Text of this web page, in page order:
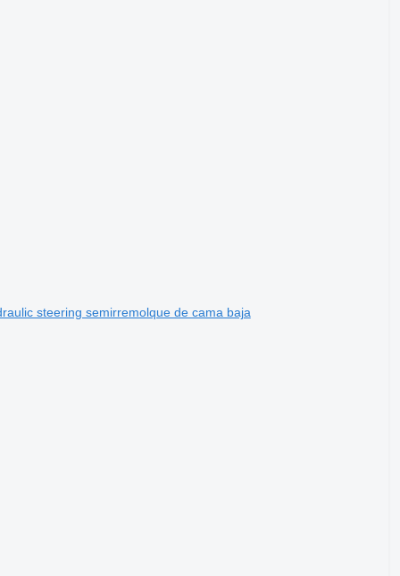
steering semirremolque de cama baja